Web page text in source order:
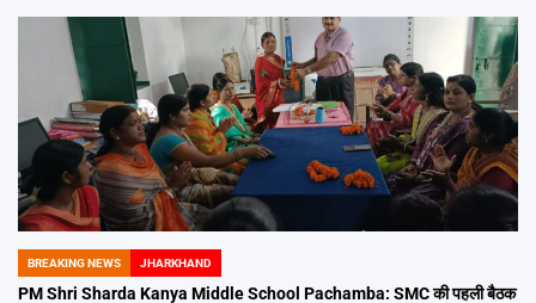
POSTED
IN
BREAKING NEWS JHARKHAND
PM Shri Sharda Kanya Middle School Pachamba: SMC की पहली बैठक